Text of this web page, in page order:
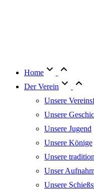
Home
Der Verein
Unsere
Unsere
Unsere Jugend
Unsere Könige
Unsere
Unser
Unsere